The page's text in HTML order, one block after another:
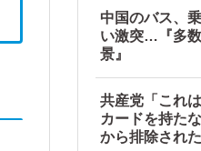
中国のバス、
い激突…『多
景』
共産党「これ
カードを持た
から排除された